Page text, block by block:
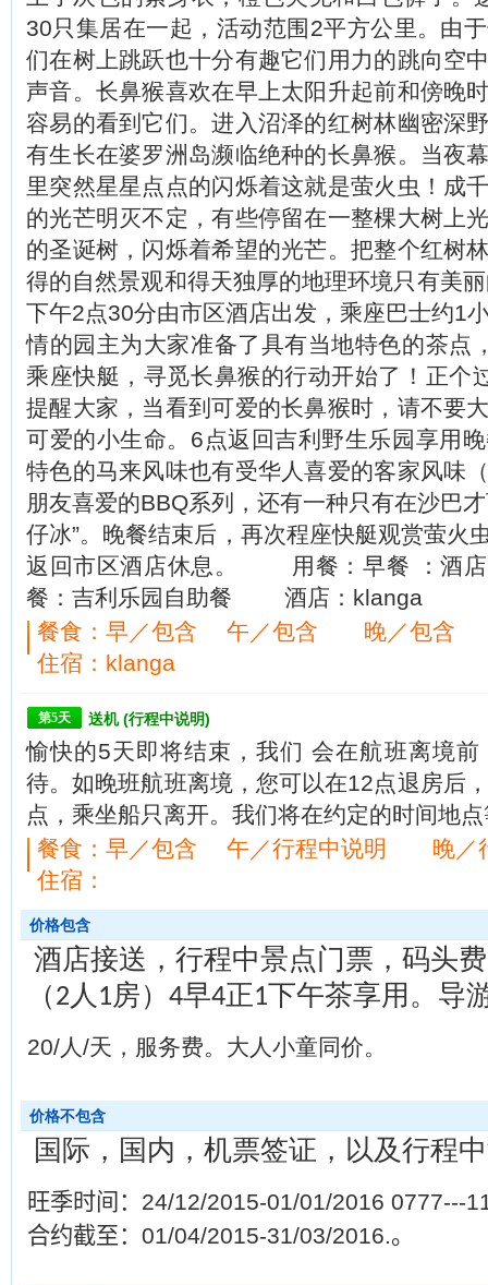
30只集居在一起，活动范围2平方公里。由
们在树上跳跃也十分有趣它们用力的跳向空
声音。长鼻猴喜欢在早上太阳升起前和傍晚
容易的看到它们。进入沼泽的红树林幽密深
有生长在婆罗洲岛濒临绝种的长鼻猴。当夜
里突然星星点点的闪烁着这就是萤火虫！成
的光芒明灭不定，有些停留在一整棵大树上
的圣诞树，闪烁着希望的光芒。把整个红树
得的自然景观和得天独厚的地理环境只有
下午2点30分由市区酒店出发，乘座巴士约1
情的园主为大家准备了具有当地特色的茶点
乘座快艇，寻觅长鼻猴的行动开始了！正个
提醒大家，当看到可爱的长鼻猴时，请不要
可爱的小生命。6点返回吉利野生乐园享用
特色的马来风味也有受华人喜爱的客家风味
朋友喜爱的BBQ系列，还有一种只有在沙巴
仔冰”。晚餐结束后，再次程座快艇观赏萤火
返回市区酒店休息。 用餐：早餐 ：酒店
餐：吉利乐园自助餐 酒店：klanga
餐食： 早／包含 午／包含 晚／包含
住宿：klanga
第5天 送机 (行程中说明)
愉快的5天即将结束，我们 会在航班离境
待。如晚班航班离境，您可以在12点退房后
点，乘坐船只离开。我们将在约定的时间地
餐食： 早／包含 午／行程中说明 晚／
住宿：
价格包含
酒店接送，行程中景点门票，码头
（2人 1房） 4早4正1下午茶享用。导
20/人/天，服务费。大人小童同价。
价格不包含
国际，国内，机票签证，以及行程
旺季时间： 24/12/2015-01/01/2016 0777---
合约截至： 01/04/2015-31/03/2016.。